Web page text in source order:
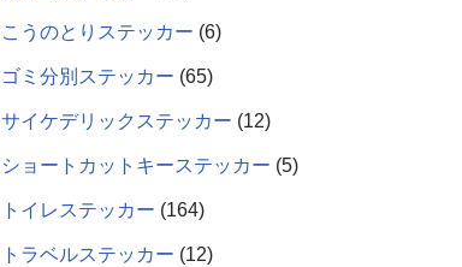
こうのとりステッカー 6
ゴミ分別ステッカー 65
サイケデリックステッカー 12
ショートカットキーステッカー 5
トイレステッカー 164
トラベルステッカー 12